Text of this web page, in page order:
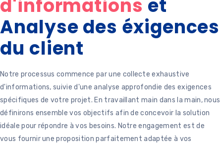
d'informations et
Analyse des éxigences
du client
Notre processus commence par une collecte exhaustive
d'informations, suivie d'une analyse approfondie des exigences
spécifiques de votre projet. En travaillant main dans la main, nous
définirons ensemble vos objectifs afin de concevoir la solution
idéale pour répondre à vos besoins. Notre engagement est de
vous fournir une proposition parfaitement adaptée à vos